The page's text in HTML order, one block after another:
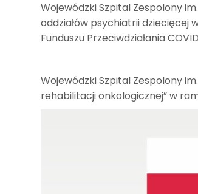
Wojewódzki Szpital Zespolony
oddziałów psychiatrii dziecięcej
Funduszu Przeciwdziałania
Wojewódzki Szpital Zespolony
rehabilitacji onkologicznej” w